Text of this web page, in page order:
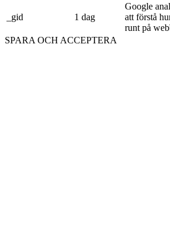
_gid 1 dag
Google
att förstå
runt på
SPARA OCH ACCEPTERA